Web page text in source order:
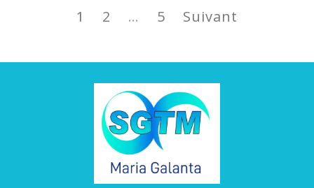
des
publications
Page
1 Page
2 … Page
5 Suivant